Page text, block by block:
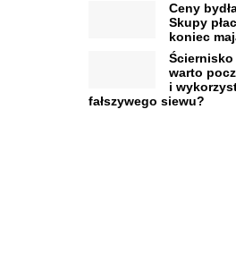
Ceny
Skupy
koniec
Ściernisko
warto
i
fałszywego siewu?